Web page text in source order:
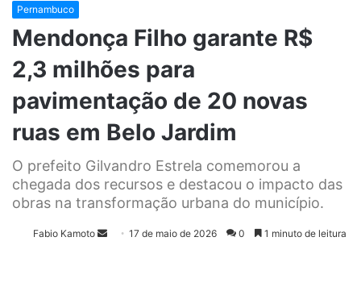
Pernambuco
Mendonça Filho garante R$
2,3 milhões para
pavimentação de 20 novas
ruas em Belo Jardim
O prefeito Gilvandro Estrela comemorou a
chegada dos recursos e destacou o impacto das
obras na transformação urbana do município.
Fabio Kamoto 17 de maio de 2026 0 1 minuto de leitura